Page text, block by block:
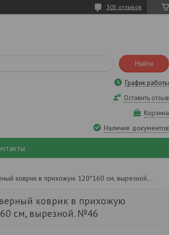
305 отзывов
Найти
График работы
Оставить отзыв
Корзина
Наличие документов
Придверный коврик в прихожую 120*160 см, вырезной. №46
коврик в прихожую
см, вырезной. №46